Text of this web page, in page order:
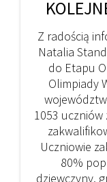
Z radością
Natalia
do Etapu
Olimpiady
1053 uczniów
Uczniowie
80%
dziewczyny,